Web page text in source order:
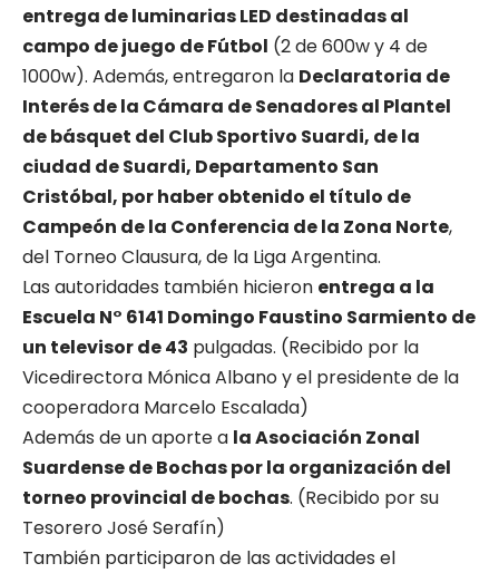
entrega de luminarias LED destinadas al
campo de juego de Fútbol (2 de 600w y 4 de
1000w). Además, entregaron la Declaratoria de
Interés de la Cámara de Senadores al Plantel
de básquet del Club Sportivo Suardi, de la
ciudad de Suardi, Departamento San
Cristóbal, por haber obtenido el título de
Campeón de la Conferencia de la Zona Norte,
del Torneo Clausura, de la Liga Argentina.
Las autoridades también hicieron entrega a la
Escuela N° 6141 Domingo Faustino Sarmiento de
un televisor de 43 pulgadas. (Recibido por la
Vicedirectora Mónica Albano y el presidente de la
cooperadora Marcelo Escalada)
Además de un aporte a la Asociación Zonal
Suardense de Bochas por la organización del
torneo provincial de bochas. (Recibido por su
Tesorero José Serafín)
También participaron de las actividades el